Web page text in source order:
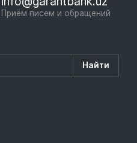
Приём писем и обращений
Найти